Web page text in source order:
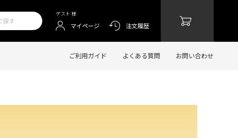
ゲスト 様
マイページ 注文履歴
ご利用ガイド よくある質問 お問い合わせ